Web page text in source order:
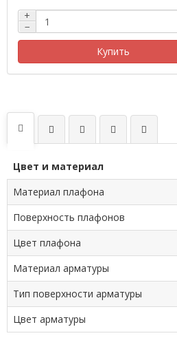
+
−
Купить
Цвет и материал
Материал плафона
Поверхность плафонов
Цвет плафона
Материал арматуры
Тип поверхности арматуры
Цвет арматуры